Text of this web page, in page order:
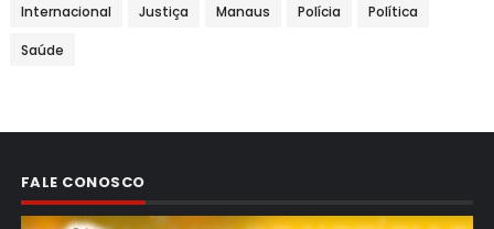
Internacional Justiça Manaus Polícia Política
Saúde
FALE CONOSCO